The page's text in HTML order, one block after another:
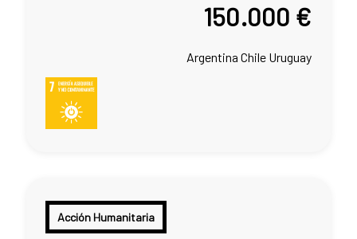
150.000 €
Argentina Chile Uruguay
Acción Humanitaria